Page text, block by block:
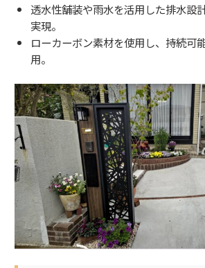
透水性舗装や雨水を活用した排水設
実現。
ローカーボン素材を使用し、持続可
用。